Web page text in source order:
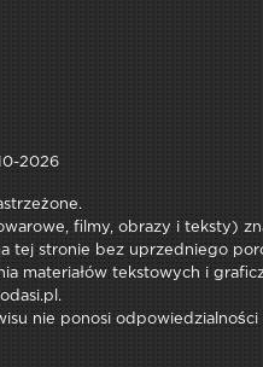
2026
filmy, obrazy i teksty)
tej stronie bez uprzedniego
materiałów tekstowych i
nie ponosi